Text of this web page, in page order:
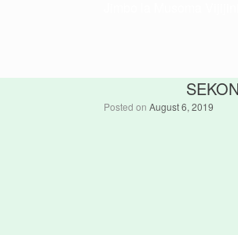
Posted on August 6, 2019